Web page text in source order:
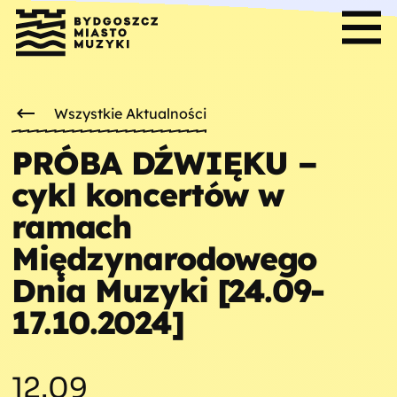
Wszystkie Aktualności
PRÓBA DŹWIĘKU –
cykl koncertów w
ramach
Międzynarodowego
Dnia Muzyki [24.09-
17.10.2024]
12.09